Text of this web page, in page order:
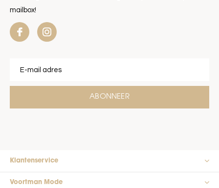
mailbox!
ABONNEER
Klantenservice
Voortman Mode